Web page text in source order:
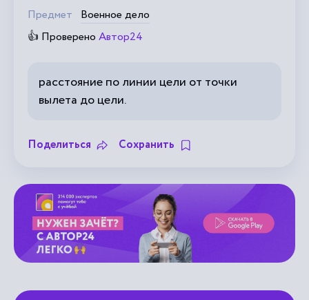
Предмет
Военное дело
👍 Проверено Автор24
расстояние по линии цели от точки
вылета до цели.
Поделиться Сохранить